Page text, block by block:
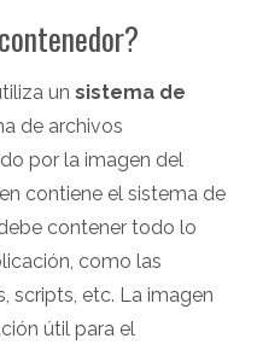
un sistema de
de archivos
por la imagen del
contiene el sistema de
contener todo lo
como las
scripts, etc. La imagen
útil para el